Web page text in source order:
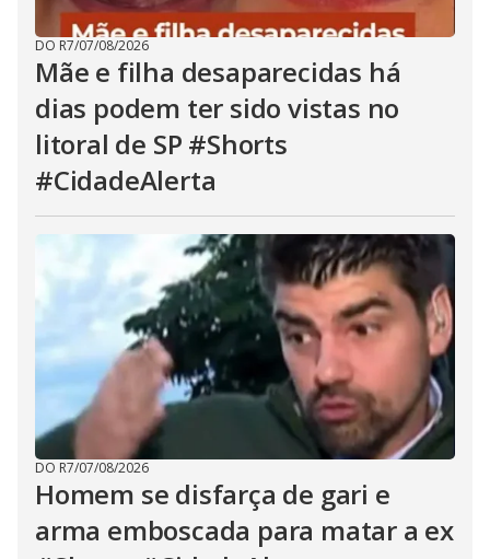
DO R7/07/08/2026
Mãe e filha desaparecidas há
dias podem ter sido vistas no
litoral de SP #Shorts
#CidadeAlerta
DO R7/07/08/2026
Homem se disfarça de gari e
arma emboscada para matar a ex